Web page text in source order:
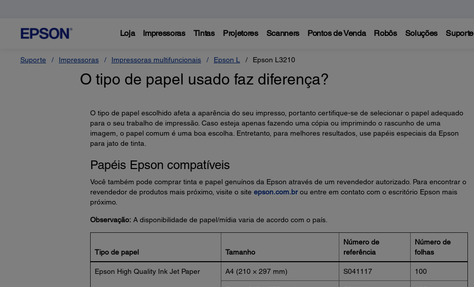
Loja Impressoras Tintas Projetores Scanners Pontos de Venda Robôs Soluções Suporte
Suporte Impressoras Impressoras multifuncionais Epson L Epson L3210
O tipo de papel usado faz diferença?
O tipo de papel escolhido afeta a aparência do seu impresso, portanto certifique-se de selecionar o papel adequado
para o seu trabalho de impressão. Caso esteja apenas fazendo uma cópia ou imprimindo o rascunho de uma
imagem, o papel comum é uma boa escolha. Entretanto, para melhores resultados, use papéis especiais da Epson
para jato de tinta.
Papéis Epson compatíveis
Você também pode comprar tinta e papel genuínos da Epson através de um revendedor autorizado. Para encontrar o
revendedor de produtos mais próximo, visite o site epson.com.brou entre em contato com o escritório Epson mais
próximo.
Observação:A disponibilidade de papel/mídia varia de acordo com o país.
Tipo de papel Tamanho
Número de
referência
Número de
folhas
Epson High Quality Ink Jet Paper A4 (210 × 297 mm) S041117 100